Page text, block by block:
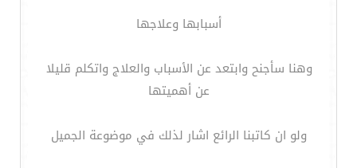
أسبابها وعلاجها
وهنا سأجنح وابتعد عن الأسباب والعلاج واتكلم قليلا
عن أهميتها
ولو ان كاتبنا الرائع اشار لذلك في موضوعة الجميل